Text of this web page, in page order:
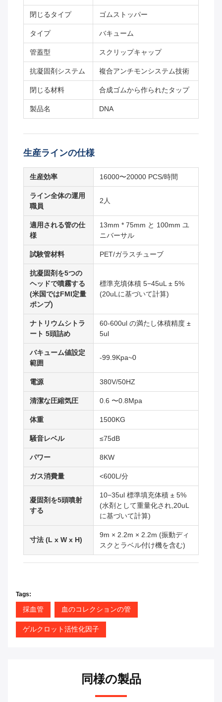
閉じるタイプ ゴムストッパー
タイプ バキューム
管蓋型 スクリップキャップ
抗凝固剤システム 複合アンチモンシステム技術
閉じる材料 合成ゴムから作られたタップ
製品名 DNA
生産ラインの仕様
生産効率 16000〜20000 PCS/時間
ライン全体の運用
職員
2人
適用される管の仕
様
13mm * 75mm と 100mm ユ
ニバーサル
試験管材料 PET/ガラスチューブ
抗凝固剤を5つの
ヘッドで噴霧する
(米国ではFMI定量
ポンプ)
標準充填体積 5−45uL ± 5%
(20uLに基づいて計算)
ナトリウムシトラ
ート 5頭詰め
60-600ul の満たし体積精度 ±
5ul
バキューム値設定
範囲
-99.9Kpa~0
電源 380V/50HZ
清潔な圧縮気圧 0.6 〜0.8Mpa
体重 1500KG
騒音レベル ≤75dB
パワー 8KW
ガス消費量 <600L/分
凝固剤を5頭噴射
する
10−35ul 標準填充体積 ± 5%
(水剤として重量化され,20uL
に基づいて計算)
寸法 (L x W x H)
9m × 2.2m × 2.2m (振動ディ
スクとラベル付け機を含む)
Tags:
採血管 血のコレクションの管
ゲルクロット活性化因子
同様の製品